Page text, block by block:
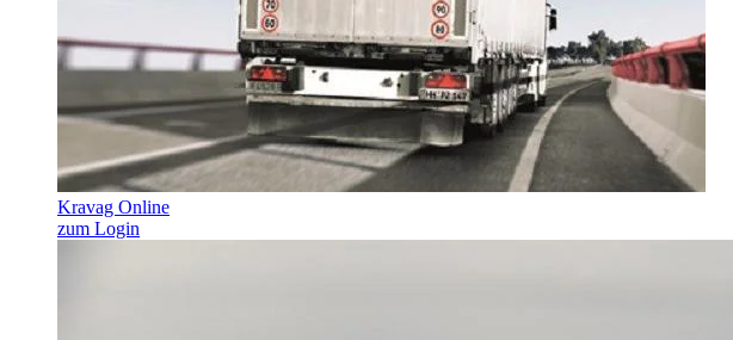
Kravag Online
zum Login